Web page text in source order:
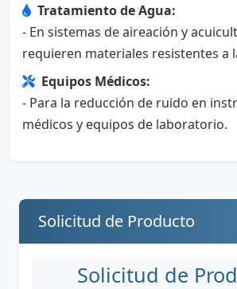
Tratamiento de Agua:
- En sistemas de aireación y
requieren materiales resistentes a
Equipos Médicos:
- Para la reducción de ruido en
médicos y equipos de laboratorio.
Solicitud de Producto
Solicitud de